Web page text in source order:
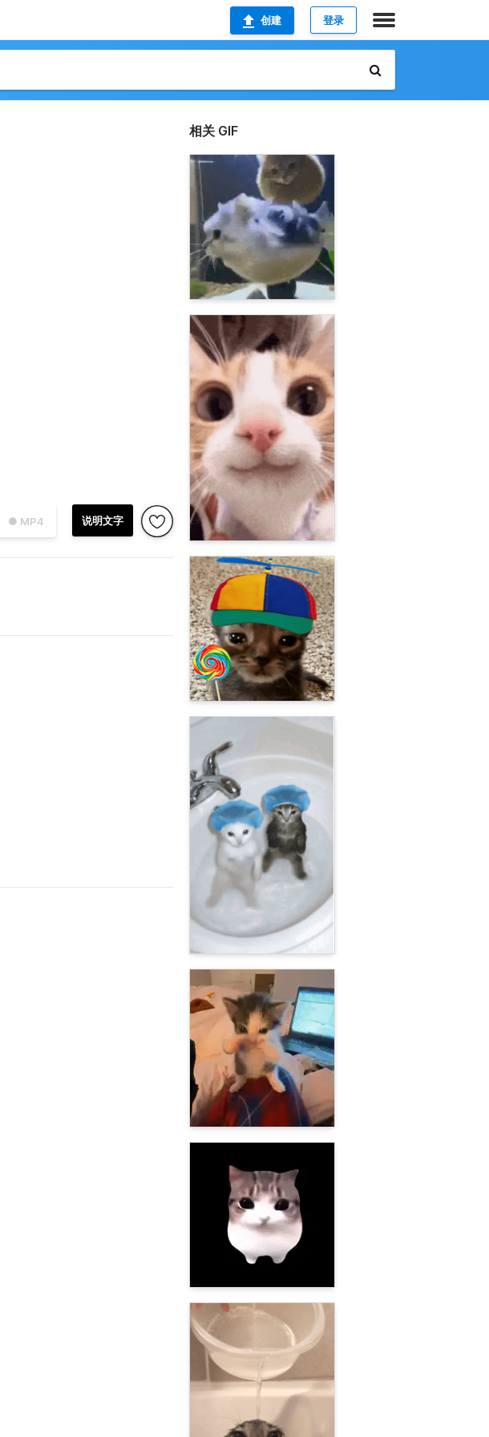
创建 登录
● MP4 说明文字
相关 GIF